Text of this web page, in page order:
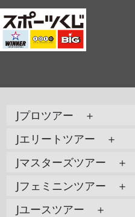
Jプロツアー ＋
Jエリートツアー ＋
Jマスターズツアー ＋
Jフェミニンツアー ＋
Jユースツアー ＋